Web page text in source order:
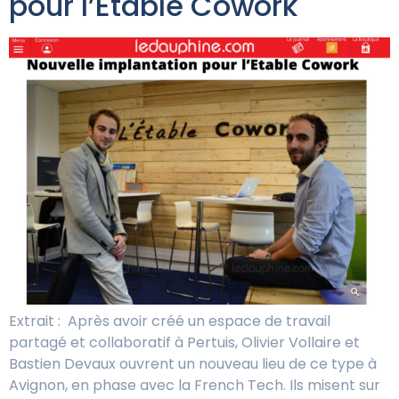
Extrait : Après avoir créé un espace de travail
partagé et collaboratif à Pertuis, Olivier Vollaire et
Bastien Devaux ouvrent un nouveau lieu de ce type à
Avignon, en phase avec la French Tech. Ils misent sur